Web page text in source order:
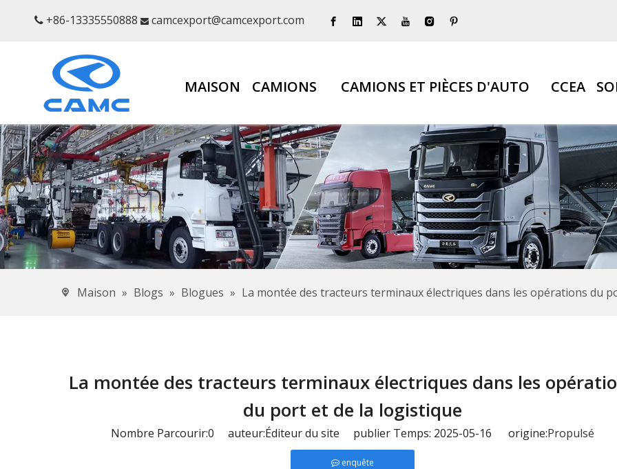
 +86-13335550888  camcexport@camcexport.com
MAISON CAMIONS CAMIONS ET PIÈCES D'AUTO CCEA
Maison » Blogs » Blogues » La montée des tracteurs terminaux électriques dans les opérations du
La montée des tracteurs terminaux électriques dans les
du port et de la logistique
Nombre Parcourir:0 auteur:Éditeur du site publier Temps: 2025-05-16 origine:Propulsé
enquête